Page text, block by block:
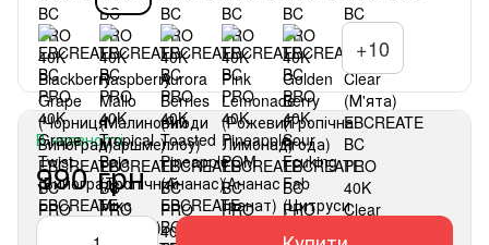
+10
В наявності
990 грн